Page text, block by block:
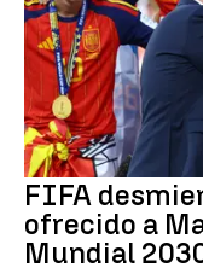
FIFA
ofrecido a
Mundial